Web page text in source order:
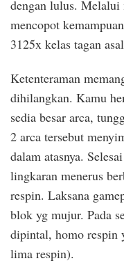
dengan lulus.
mencopot
3125x kelas tagan
Ketenteraman
dihilangkan. Kamu
sedia besar arca,
2 arca tersebut
dalam atasnya.
lingkaran menerus
respin. Laksana
blok yg mujur. Pada
dipintal, homo respin
lima respin).